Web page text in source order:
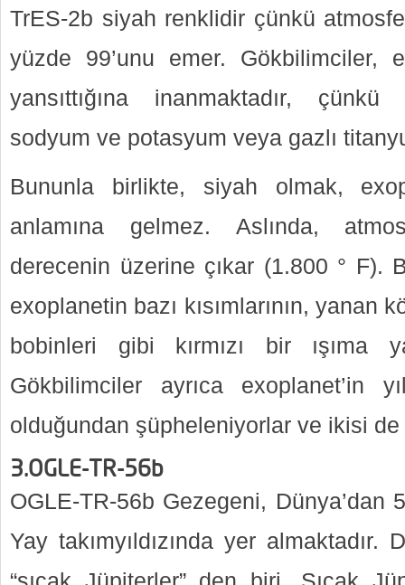
TrES-2b siyah renklidir çünkü
yüzde 99’unu emer. Gökbilimciler,
yansıttığına inanmaktadır, çünkü
sodyum ve potasyum veya gazlı
Bununla birlikte, siyah olmak,
anlamına gelmez. Aslında,
derecenin üzerine çıkar (1.800 ° F).
exoplanetin bazı kısımlarının, yanan
bobinleri gibi kırmızı bir ışıma
Gökbilimciler ayrıca exoplanet’in
olduğundan şüpheleniyorlar ve ikisi
3.OGLE-TR-56b
OGLE-TR-56b Gezegeni, Dünya’dan
Yay takımyıldızında yer